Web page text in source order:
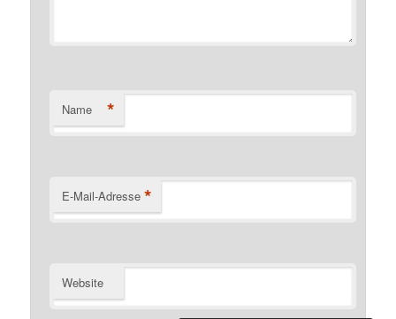
Name *
E-Mail-Adresse *
Website